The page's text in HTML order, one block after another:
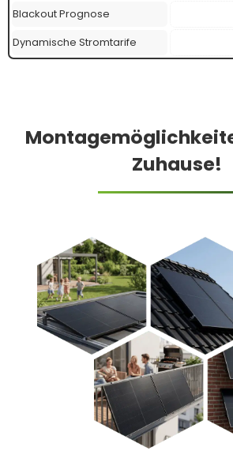
Blackout Prognose
Dynamische Stromtarife
Zuhause!